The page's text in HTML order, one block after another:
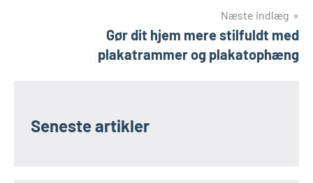
Næste indlæg
Gør dit hjem mere stilfuldt med
plakatrammer og plakatophæng
Seneste artikler